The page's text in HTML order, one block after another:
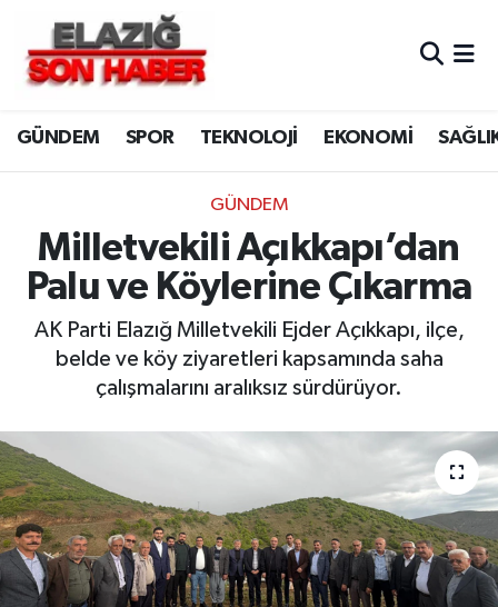
GÜNDEM SPOR TEKNOLOJİ EKONOMİ
GÜNDEM
Milletvekili Açıkkapı’dan
Palu ve Köylerine Çıkarma
AK Parti Elazığ Milletvekili Ejder Açıkkapı, ilçe,
belde ve köy ziyaretleri kapsamında saha
çalışmalarını aralıksız sürdürüyor.
CANLI YAYIN
ASAYİŞ
BİLİM VE TEKNOLOJİ
DÜNYA
EKONOMİ
GENEL
GÜNDEM
HABERDE İNSAN
Merkez Hava Durumu
Merkez Trafik Yoğunluk Haritası
Süper Lig Puan Durumu ve Fikstür
Tüm Manşetler
Son Dakika Haberleri
Haber Arşivi